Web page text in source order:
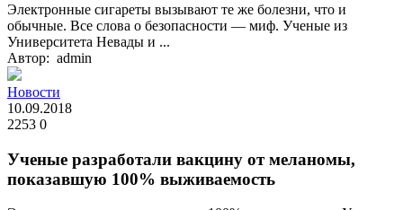
Электронные сигареты вызывают те же болезни, что и
обычные. Все слова о безопасности — миф. Ученые из
Университета Невады и ...
Автор: admin
Новости
10.09.2018
2253 0
Ученые разработали вакцину от меланомы,
показавшую 100% выживаемость